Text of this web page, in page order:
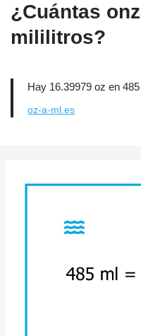
¿Cuántas
mililitros?
Hay 16.39979 oz en
oz-a-ml.es